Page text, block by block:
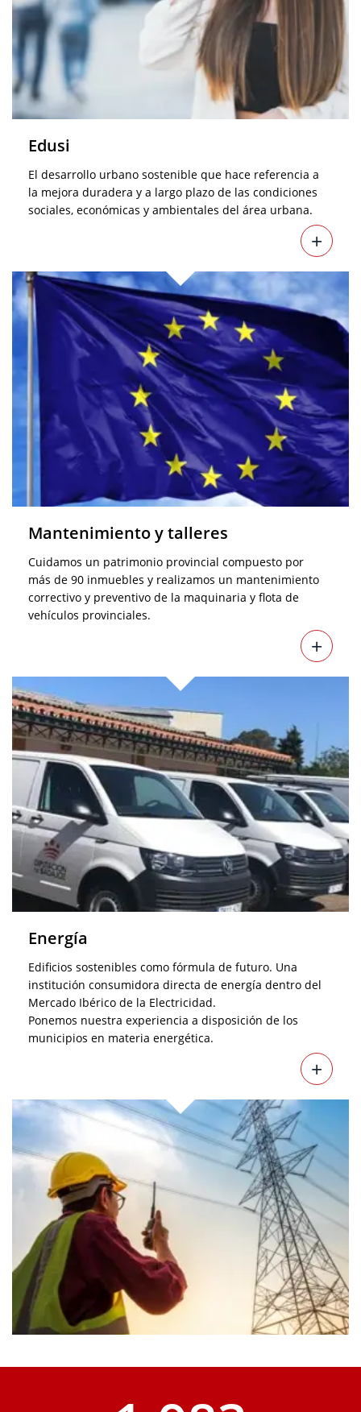
Edusi
El desarrollo urbano sostenible que hace referencia a
la mejora duradera y a largo plazo de las condiciones
sociales, económicas y ambientales del área urbana.
+
Mantenimiento y talleres
Cuidamos un patrimonio provincial compuesto por
más de 90 inmuebles y realizamos un mantenimiento
correctivo y preventivo de la maquinaria y flota de
vehículos provinciales.
+
Energía
Edificios sostenibles como fórmula de futuro. Una
institución consumidora directa de energía dentro del
Mercado Ibérico de la Electricidad.
Ponemos nuestra experiencia a disposición de los
municipios en materia energética.
+